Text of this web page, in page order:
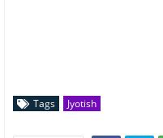
Tags Jyotish